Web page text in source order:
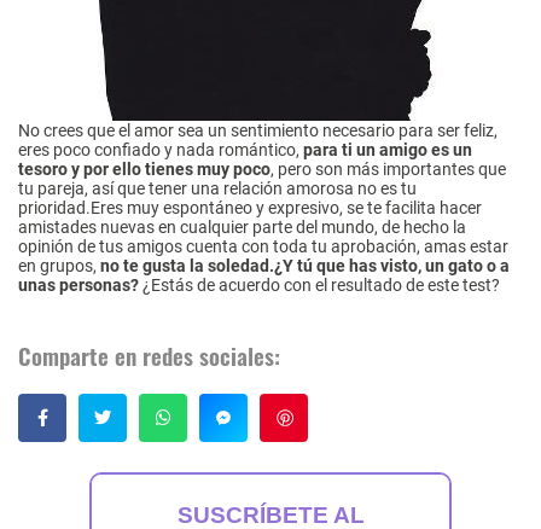
No crees que el amor sea un sentimiento necesario para ser feliz,
eres poco confiado y nada romántico, para ti un amigo es un
tesoro y por ello tienes muy poco, pero son más importantes que
tu pareja, así que tener una relación amorosa no es tu
prioridad.Eres muy espontáneo y expresivo, se te facilita hacer
amistades nuevas en cualquier parte del mundo, de hecho la
opinión de tus amigos cuenta con toda tu aprobación, amas estar
en grupos, no te gusta la soledad.¿Y tú que has visto, un gato o a
unas personas? ¿Estás de acuerdo con el resultado de este test?
Comparte en redes sociales:
SUSCRÍBETE AL